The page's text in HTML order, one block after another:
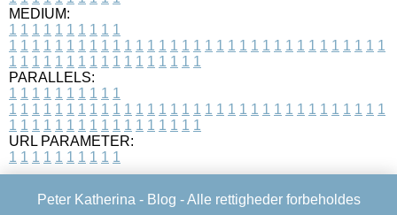
MEDIUM:
1 1 1 1 1 1 1 1 1 1
1 1 1 1 1 1 1 1 1 1 1 1 1 1 1 1 1 1 1 1 1 1 1 1 1 1 1 1 1 1 1 1 1
1 1 1 1 1 1 1 1 1 1 1 1 1 1 1 1 1
PARALLELS:
1 1 1 1 1 1 1 1 1 1
1 1 1 1 1 1 1 1 1 1 1 1 1 1 1 1 1 1 1 1 1 1 1 1 1 1 1 1 1 1 1 1 1
1 1 1 1 1 1 1 1 1 1 1 1 1 1 1 1 1
URL PARAMETER:
1 1 1 1 1 1 1 1 1 1
Peter Katherina - Blog - Alle rettigheder forbeholdes